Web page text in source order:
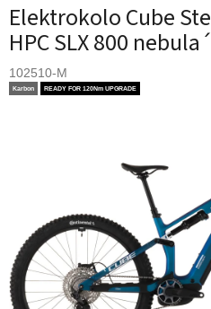
Elektrokolo Cube
HPC SLX 800
102510-M
Karbon READY FOR 120Nm UPGRADE